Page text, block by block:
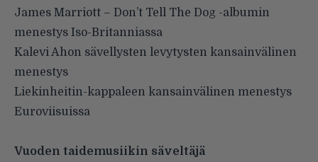
James Marriott – Don’t Tell The Dog -albumin
menestys Iso-Britanniassa
Kalevi Ahon sävellysten levytysten kansainvälinen
menestys
Liekinheitin-kappaleen kansainvälinen menestys
Euroviisuissa
Vuoden taidemusiikin säveltäjä